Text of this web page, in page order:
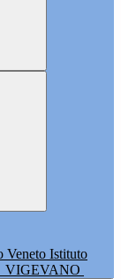
Istituto
VIGEVANO